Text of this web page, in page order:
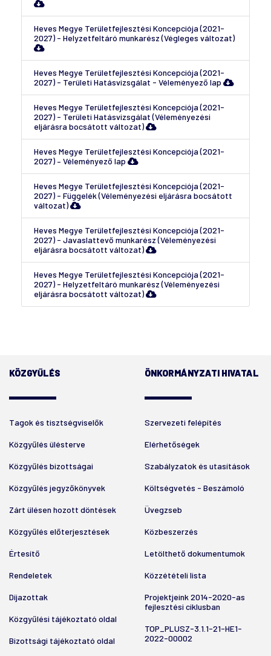
Heves Megye Területfejlesztési Koncepciója (2021-
2027) - Helyzetfeltáró munkarész (Végleges változat)
Heves Megye Területfejlesztési Koncepciója (2021-
2027) - Területi Hatásvizsgálat - Véleményező lap
Heves Megye Területfejlesztési Koncepciója (2021-
2027) - Területi Hatásvizsgálat (Véleményezési
eljárásra bocsátott változat)
Heves Megye Területfejlesztési Koncepciója (2021-
2027) – Véleményező lap
Heves Megye Területfejlesztési Koncepciója (2021-
2027) - Függelék (Véleményezési eljárásra bocsátott
változat)
Heves Megye Területfejlesztési Koncepciója (2021-
2027) - Javaslattevő munkarész (Véleményezési
eljárásra bocsátott változat)
Heves Megye Területfejlesztési Koncepciója (2021-
2027) - Helyzetfeltáró munkarész (Véleményezési
eljárásra bocsátott változat)
KÖZGYŰLÉS
Tagok és tisztségviselők
Közgyűlés ülésterve
Közgyűlés bizottságai
Közgyűlés jegyzőkönyvek
Zárt ülésen hozott döntések
Közgyűlés előterjesztések
Értesítő
Rendeletek
Díjazottak
Közgyűlési tájékoztató oldal
Bizottsági tájékoztató oldal
ÖNKORMÁNYZATI HIVATAL
Szervezeti felépítés
Elérhetőségek
Szabályzatok és utasítások
Költségvetés - Beszámoló
Üvegzseb
Közbeszerzés
Letölthető dokumentumok
Közzétételi lista
Projektjeink 2014-2020-as
fejlesztési ciklusban
TOP_PLUSZ-3.1.1-21-HE1-
2022-00002